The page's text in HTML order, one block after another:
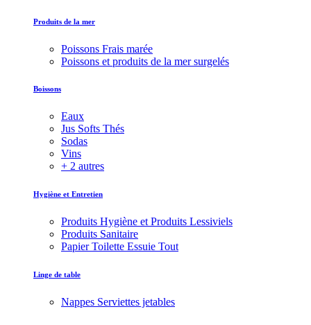
Produits de la mer
Poissons Frais marée
Poissons et produits de la mer surgelés
Boissons
Eaux
Jus Softs Thés
Sodas
Vins
+ 2 autres
Hygiène et Entretien
Produits Hygiène et Produits Lessiviels
Produits Sanitaire
Papier Toilette Essuie Tout
Linge de table
Nappes Serviettes jetables